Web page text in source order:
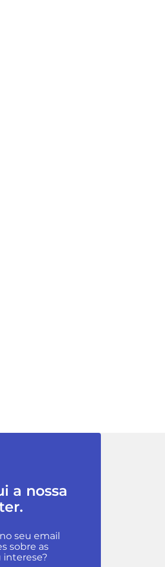
a nossa
seu email
sobre as
interese?